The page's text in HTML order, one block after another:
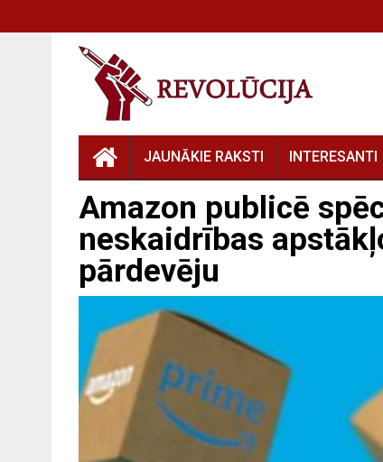
JAUNĀKIE RAKSTI INTERESANTI
Amazon publicē
neskaidrības
pārdevēju